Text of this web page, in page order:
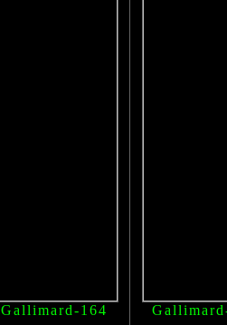
Gallimard-164